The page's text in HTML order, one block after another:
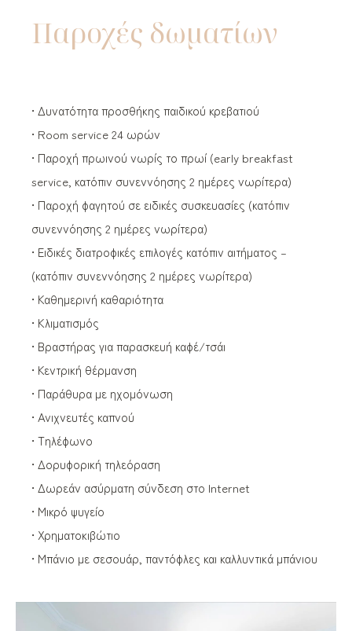
Παροχές δωματίων
• Δυνατότητα προσθήκης παιδικού κρεβατιού
• Room service 24 ωρών
• Παροχή πρωινού νωρίς το πρωί (early breakfast
service, κατόπιν συνεννόησης 2 ημέρες νωρίτερα)
• Παροχή φαγητού σε ειδικές συσκευασίες (κατόπιν
συνεννόησης 2 ημέρες νωρίτερα)
• Ειδικές διατροφικές επιλογές κατόπιν αιτήματος –
(κατόπιν συνεννόησης 2 ημέρες νωρίτερα)
• Καθημερινή καθαριότητα
• Κλιματισμός
• Βραστήρας για παρασκευή καφέ/τσάι
• Κεντρική θέρμανση
• Παράθυρα με ηχομόνωση
• Ανιχνευτές καπνού
• Τηλέφωνο
• Δορυφορική τηλεόραση
• Δωρεάν ασύρματη σύνδεση στο Internet
• Μικρό ψυγείο
• Χρηματοκιβώτιο
• Μπάνιο με σεσουάρ, παντόφλες και καλλυντικά μπάνιου